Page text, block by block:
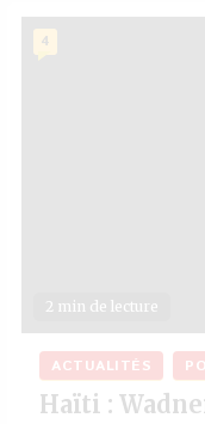
2 min de lecture
4
ACTUALITÉS
Haïti :